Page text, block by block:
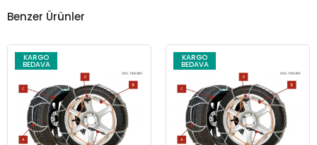
Benzer Ürünler
KARGO
BEDAVA
KARGO
BEDAVA